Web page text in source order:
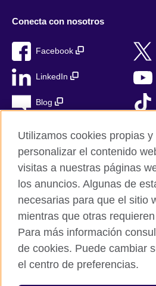
Conecta con nosotros
Facebook
LinkedIn
Blog
British Council Global
Privacidad
Aviso Legal
Cookies
Mapa del sitio
© 2026 British Council
Utilizamos cookies propias
personalizar el contenido
visitas a nuestras páginas
los anuncios. Algunas de
necesarias para que el sitio
mientras que otras
Para más información
de cookies. Puede cambiar
el centro de preferencias.